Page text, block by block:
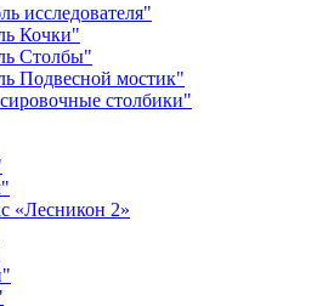
исследователя"
Кочки"
Столбы"
Подвесной мостик"
столбики"
«Лесникон 2»